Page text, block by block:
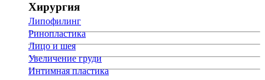
Хирургия
Липофилинг
Ринопластика
Лицо и шея
Увеличение груди
Интимная пластика